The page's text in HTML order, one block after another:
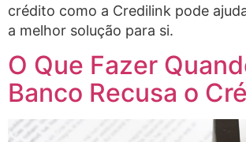
crédito como a Credilink pode
a melhor solução para si.
O Que Fazer
Banco Recusa o